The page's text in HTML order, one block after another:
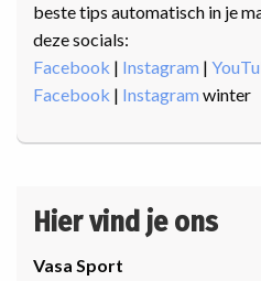
beste tips automatisch in je
deze socials:
Facebook | Instagram |
Facebook | Instagram winter
Hier vind je ons
Vasa Sport